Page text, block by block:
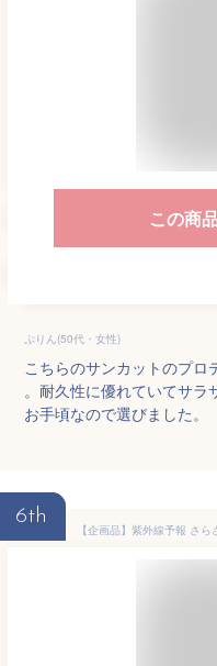
この商
ぷりん(50代・女性)
こちらのサンカットのプロ
。耐久性に優れていてサラ
お手頃なので選びました。
6th